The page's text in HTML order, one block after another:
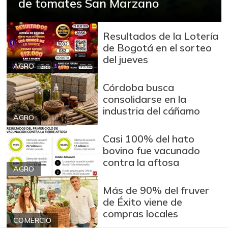
Arroz blanco en
bulto
12/09/2023
Arroz blanco
importado
07/25/2026
Arroz de primera
07/25/2026
$ 3.494,15
+0,72%
Arroz de segunda
07/25/2026
$ 3.162,00
-0,53%
Arroz excelso
07/25/2026
$ 3.636,56
Arroz paddy verde
12/09/2023
$ 1.572,00
+52,37%
AGRO
Resultados de la Lotería
de Bogotá en el sorteo
del jueves
AGRO
Córdoba busca
consolidarse en la
industria del cáñamo
AGRO
Casi 100% del hato
bovino fue vacunado
contra la aftosa
COMERCIO
Más de 90% del fruver
de Éxito viene de
compras locales